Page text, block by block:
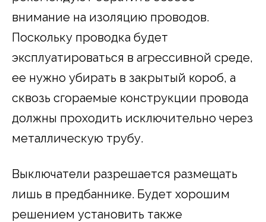
внимание на изоляцию проводов.
Поскольку проводка будет
эксплуатироваться в агрессивной среде,
ее нужно убирать в закрытый короб, а
сквозь сгораемые конструкции провода
должны проходить исключительно через
металлическую трубу.
Выключатели разрешается размещать
лишь в предбаннике. Будет хорошим
решением установить также